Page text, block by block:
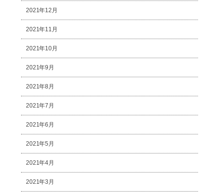
2021年12月
2021年11月
2021年10月
2021年9月
2021年8月
2021年7月
2021年6月
2021年5月
2021年4月
2021年3月